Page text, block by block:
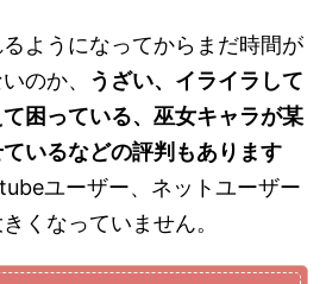
ようになってからまだ時間が
のか、 うざい、イライラして
困っている、巫女キャラが某
いるなどの評判もあります
ユーザー、ネットユーザー
くなっていません。